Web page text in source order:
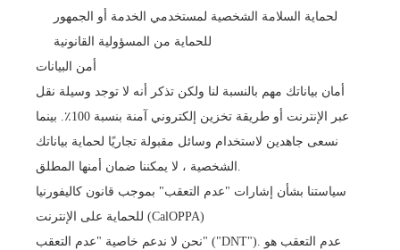
لحماية السلامة الشخصية لمستخدمي الخدمة أو الجمهور
للحماية من المسؤولية القانونية
أمن البيانات
أمان بياناتك مهم بالنسبة لنا ولكن تذكر أنه لا توجد وسيلة نقل
عبر الإنترنت أو طريقة تخزين إلكتروني آمنة بنسبة 100٪. بينما
نسعى جاهدين لاستخدام وسائل مقبولة تجاريًا لحماية بياناتك
الشخصية ، لا يمكننا ضمان أمنها المطلق.
سياستنا بشأن إشارات "عدم التعقب" بموجب قانون كاليفورنيا
للحماية على الإنترنت (CalOPPA)
نحن لا ندعم خاصية "عدم التعقب" ("DNT"). عدم التعقب هو